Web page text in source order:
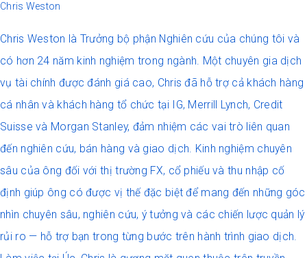
Chris Weston
Chris Weston là Trưởng bộ phận Nghiên cứu của chúng tôi và
có hơn 24 năm kinh nghiệm trong ngành. Một chuyên gia dịch
vụ tài chính được đánh giá cao, Chris đã hỗ trợ cả khách hàng
cá nhân và khách hàng tổ chức tại IG, Merrill Lynch, Credit
Suisse và Morgan Stanley, đảm nhiệm các vai trò liên quan
đến nghiên cứu, bán hàng và giao dịch. Kinh nghiệm chuyên
sâu của ông đối với thị trường FX, cổ phiếu và thu nhập cố
định giúp ông có được vị thế đặc biệt để mang đến những góc
nhìn chuyên sâu, nghiên cứu, ý tưởng và các chiến lược quản lý
rủi ro — hỗ trợ bạn trong từng bước trên hành trình giao dịch.